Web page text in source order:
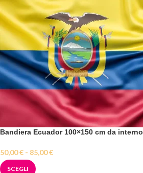
Bandiera Ecuador 100×150 cm da interno
50,00€ - 85,00€
SCEGLI